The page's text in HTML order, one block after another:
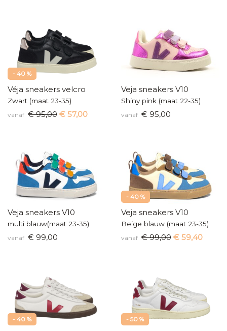
- 40 %
Véja sneakers velcro
Zwart (maat 23-35)
vanaf € 95,00 € 57,00
Veja sneakers V10
Shiny pink (maat 22-35)
vanaf € 95,00
Veja sneakers V10
multi blauw(maat 23-35)
vanaf € 99,00
- 40 %
Veja sneakers V10
Beige blauw (maat 23-35)
vanaf € 99,00 € 59,40
- 40 % - 50 %